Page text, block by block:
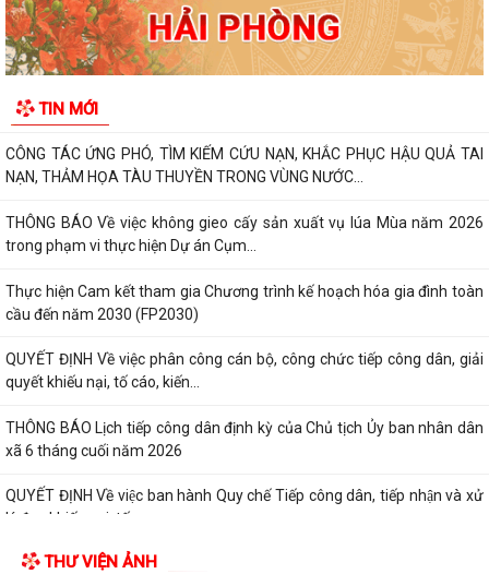
TIN MỚI
Tăng cường công tác phòng, chống dịch bệnh mùa hè trên địa bàn xã
An Quang
HÒA NHẬP CỘNG ĐỒNG
CÔNG TÁC ỨNG PHÓ, TÌM KIẾM CỨU NẠN, KHẮC PHỤC HẬU QUẢ TAI
NẠN, THẢM HỌA TÀU THUYỀN TRONG VÙNG NƯỚC...
THÔNG BÁO Về việc không gieo cấy sản xuất vụ lúa Mùa năm 2026
trong phạm vi thực hiện Dự án Cụm...
Thực hiện Cam kết tham gia Chương trình kế hoạch hóa gia đình toàn
cầu đến năm 2030 (FP2030)
QUYẾT ĐỊNH Về việc phân công cán bộ, công chức tiếp công dân, giải
quyết khiếu nại, tố cáo, kiến...
THÔNG BÁO Lịch tiếp công dân định kỳ của Chủ tịch Ủy ban nhân dân
xã 6 tháng cuối năm 2026
QUYẾT ĐỊNH Về việc ban hành Quy chế Tiếp công dân, tiếp nhận và xử
lý đơn khiếu nại, tố...
QUYẾT ĐỊNH: Ban hành Nội quy tiếp công dân tại Trụ sở Ủy ban nhân
THƯ VIỆN ẢNH